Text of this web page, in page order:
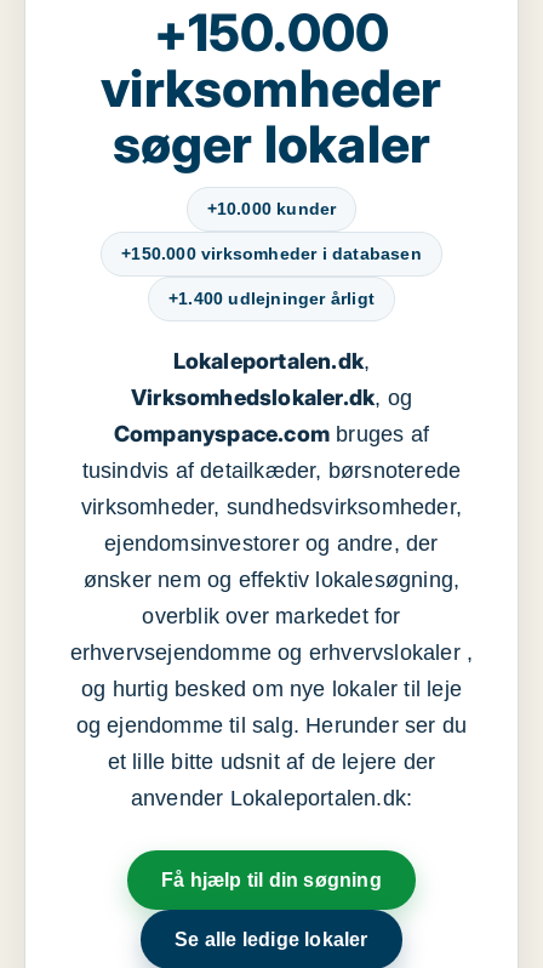
+150.000
virksomheder
søger lokaler
+10.000 kunder
+150.000 virksomheder i databasen
+1.400 udlejninger årligt
Lokaleportalen.dk,
Virksomhedslokaler.dk, og
Companyspace.com bruges af
tusindvis af detailkæder, børsnoterede
virksomheder, sundhedsvirksomheder,
ejendomsinvestorer og andre, der
ønsker nem og effektiv lokalesøgning,
overblik over markedet for
erhvervsejendomme og erhvervslokaler ,
og hurtig besked om nye lokaler til leje
og ejendomme til salg. Herunder ser du
et lille bitte udsnit af de lejere der
anvender Lokaleportalen.dk:
Få hjælp til din søgning
Se alle ledige lokaler